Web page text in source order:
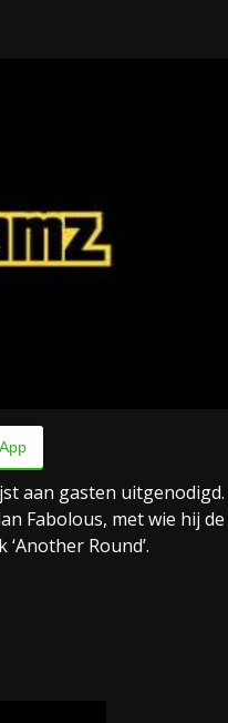
aan gasten
Fabolous, met wie hij de
Round’.